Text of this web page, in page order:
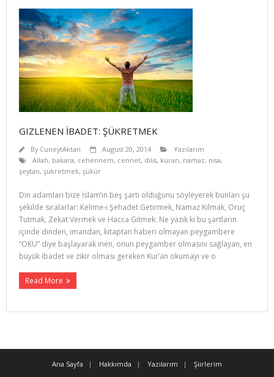
GIZLENEN İBADET: ŞÜKRETMEK
By CuneytAktan August 20, 2014
Yazılarım
Allah, bakara, cehennem, cennet, iblis, kuran, namaz, nisa,
şeytan, şükretmek, şükür
Din adamları bize İslam’ın beş şartı olduğunu söyleyerek bunları şu
şekilde sıralarlar: Kelime-i Şehadet Getirmek, Namaz Kılmak, Oruç
Tutmak, Zekat Vermek ve Hacca Git­mek. Ne yazık ki bu şartların
içinde dinden, imandan, kitaptan haberi olmayan peygambere
“OKU” diye başlayarak inen, onun peygamber olmasını sağlayan, en
büyük ibadet ve zikir olması gereken Kur’an okumayı ve o
Read More
Ana Sayfa Hakkımda Yazılarım
Şiirlerim